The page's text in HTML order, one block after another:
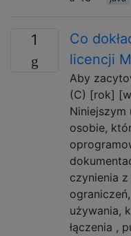
1
Co
licencji
Aby
(C) [rok]
Niniejszym
osobie,
czynienia
używania,
łączenia ,